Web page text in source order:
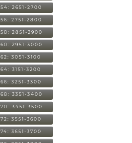
54: 2651-2700
56: 2751-2800
58: 2851-2900
60: 2951-3000
62: 3051-3100
64: 3151-3200
66: 3251-3300
68: 3351-3400
70: 3451-3500
72: 3551-3600
74: 3651-3700